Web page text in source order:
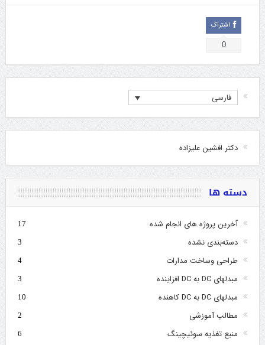
اشتراک
0
فارسی
دکتر افشین علیزاده
دسته ها
آخرین پروژه های انجام شده 17
دسته‌بندی نشده 3
طراحی وساخت مدارات 4
مبدلهای DC به DC افزاینده 3
مبدلهای DC به DC کاهنده 10
مطالب آموزشی 2
منبع تغذیه سوئیچینگ 6